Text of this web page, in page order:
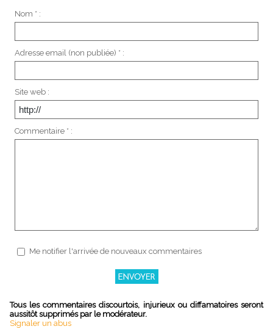
Nom * :
Adresse email (non publiée) * :
Site web :
Commentaire * :
Me notifier l'arrivée de nouveaux commentaires
Tous les commentaires discourtois, injurieux ou diffamatoires seront
aussitôt supprimés par le modérateur.
Signaler un abus